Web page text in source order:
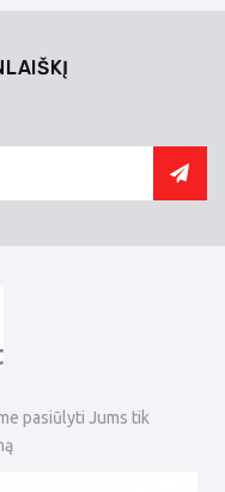
pasiūlyti Jums tik